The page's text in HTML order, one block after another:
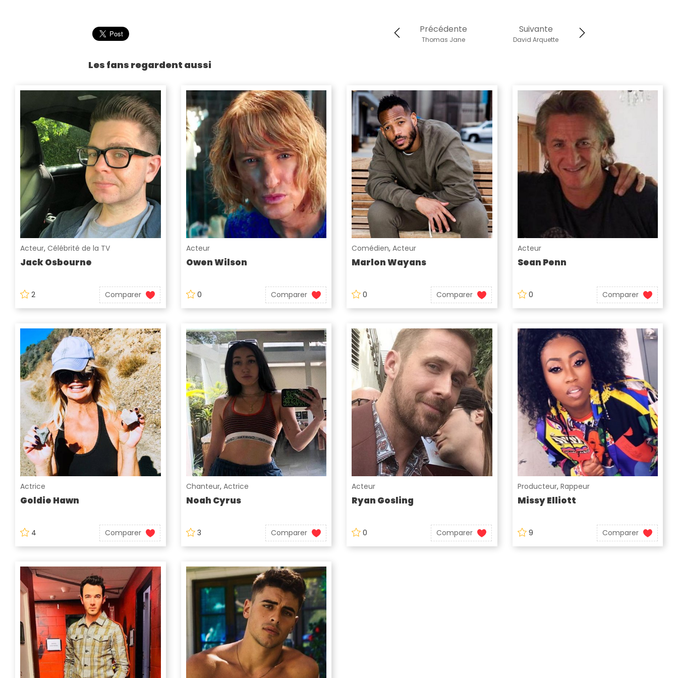
Suivante
David Arquette
Précédente
Thomas Jane
Les fans regardent aussi
Acteur, Célébrité de la TV
Jack Osbourne
2 Comparer
Acteur
Owen Wilson
0 Comparer
Comédien, Acteur
Marlon Wayans
0 Comparer
Acteur
Sean Penn
0 Comparer
Actrice
Goldie Hawn
4 Comparer
Chanteur, Actrice
Noah Cyrus
3 Comparer
Acteur
Ryan Gosling
0 Comparer
Producteur, Rappeur
Missy Elliott
9 Comparer